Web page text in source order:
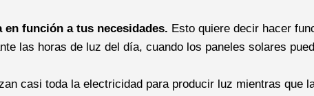
función a tus necesidades. Esto quiere decir hacer
las horas de luz del día, cuando los paneles solares
casi toda la electricidad para producir luz mientras que